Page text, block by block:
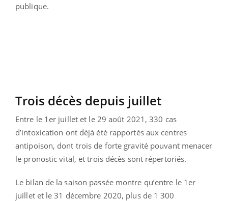
publique.
Trois décès depuis juillet
Entre le 1er juillet et le 29 août 2021, 330 cas
d’intoxication ont déjà été rapportés aux centres
antipoison, dont trois de forte gravité pouvant menacer
le pronostic vital, et trois décès sont répertoriés.
Le bilan de la saison passée montre qu’entre le 1er
juillet et le 31 décembre 2020, plus de 1 300